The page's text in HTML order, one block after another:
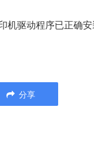
驱动程序已正确安
分享